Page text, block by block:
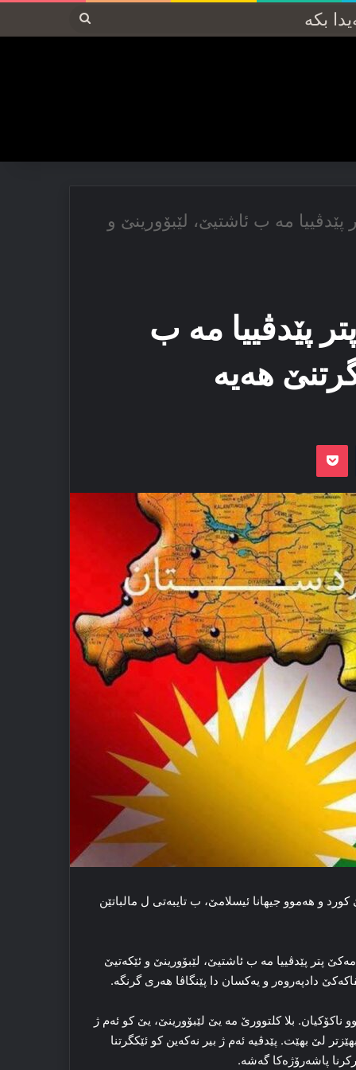
پەیدا
مە ب ئاشتیێ، لێبۆورینێ و
پێدڤییا مە ب
هەیە
Odnoklassniki
Pocket
و هەموو جیهانا ئیسلامێ، ب تایبەتی ل مالباتێن
پتر پێدڤییا مە ب ئاشتیێ، لێبۆورینێ و ئێکەتیێ
دادپەروەر و یەکسان دا پێنگاڤا هەری گرنگە.
بلا کلتوورێ مە یێ لێبۆورینێ، یێ کو ئەم ژ
لێ بهێت. پێدڤیە ئەم ژ بیر نەکەین کو ئێكگرتنا
پاشەرۆژەکا گەشە.